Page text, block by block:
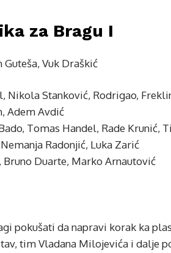
za Bragu I
Guteša, Vuk Draškić
Nikola Stanković, Rodrigao,
Adem Avdić
Tomas Handel, Rade Krunić,
Radonjić, Luka Zarić
Bruno Duarte, Marko Arnautović
pokušati da napravi korak ka
tim Vladana Milojevića i dalje